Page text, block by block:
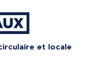
et locale